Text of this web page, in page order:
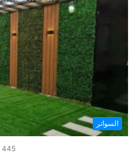
السواتر
445